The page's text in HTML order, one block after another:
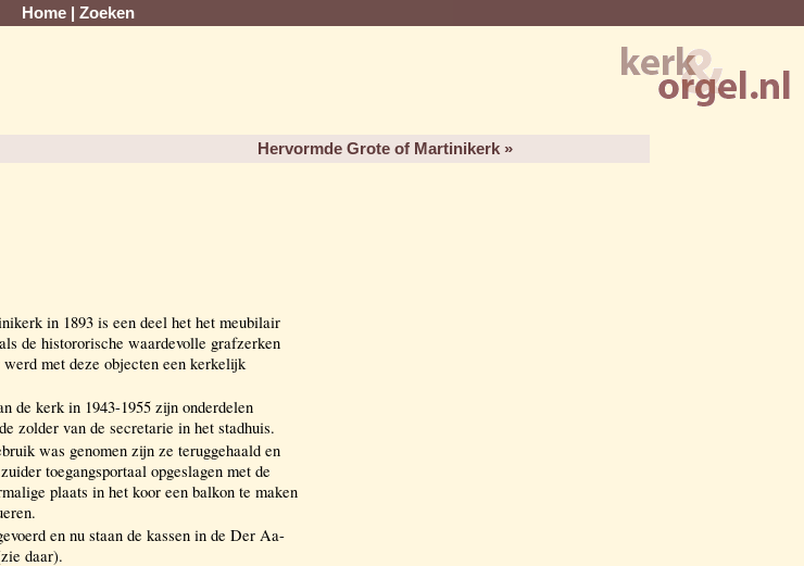
Home Zoeken
Hervormde Grote of Martinikerk »
in 1893 is een deel het het meubilair
de histororische waardevolle grafzerken
met deze objecten een kerkelijk
de kerk in 1943-1955 zijn onderdelen
zolder van de secretarie in het stadhuis.
was genomen zijn ze teruggehaald en
toegangsportaal opgeslagen met de
plaats in het koor een balkon te maken
en nu staan de kassen in de Der Aa-
daar).